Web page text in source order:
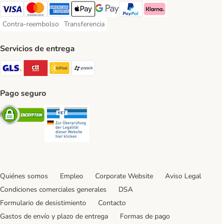
Visa Payment Method
Mastercard Payment Method
American Express Payment Method
Apple Pay Payment Method
Google Pay Payment Method
PayPal Payment Method
Klarna Payment Method
Contra-reembolso
Contra-reembolso Payment Method
Transferencia
Transferencia Payment Method
Servicios de entrega
GLS Shipping Method
CTTExpress Shipping Method
InPost Shipping Method
paack Shipping Method
Pago seguro
Security
Quiénes somos Empleo Corporate Website
Aviso Legal
Condiciones comerciales generales
DSA
Formulario de desistimiento
Contacto
Gastos de envío y plazo de entrega
Formas de pago